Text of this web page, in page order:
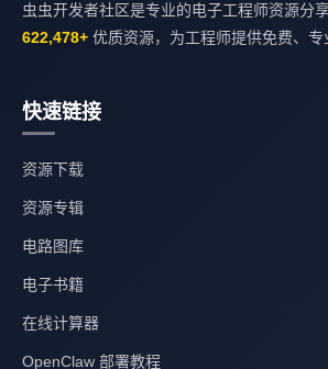
虫虫开发者社区是专业的电子工程师资源分
622,478+ 优质资源，为工程师提供免费、专
快速链接
资源下载
资源专辑
电路图库
电子书籍
在线计算器
OpenClaw 部署教程